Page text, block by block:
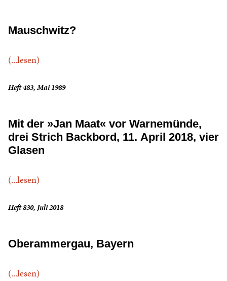
Mauschwitz?
(...lesen)
Heft 483, Mai 1989
Mit der »Jan Maat« vor Warnemünde,
drei Strich Backbord, 11. April 2018, vier
Glasen
(...lesen)
Heft 830, Juli 2018
Oberammergau, Bayern
(...lesen)